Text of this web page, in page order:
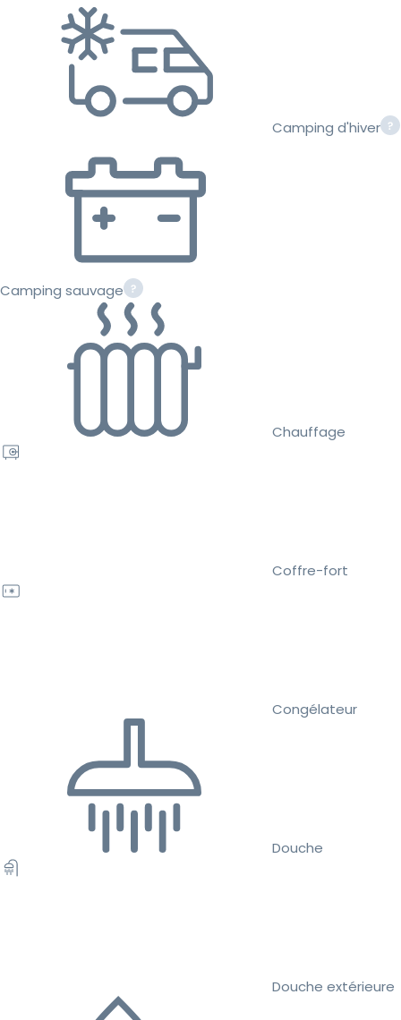
Camping d'hiver
Camping sauvage
Chauffage
Coffre-fort
Congélateur
Douche
Douche extérieure